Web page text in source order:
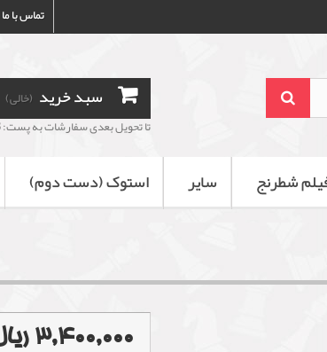
تماس با ما
سبد خرید (خالی)
تا تحویل بعدی سفارشات به پست: 13ساعت و17دقیقه
شطرنج سایر استوک (دست دوم)
3,400,000 ریال